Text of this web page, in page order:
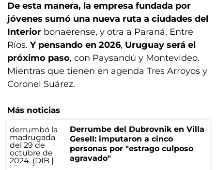
De esta manera, la empresa fundada por
jóvenes sumó una nueva ruta a ciudades del
Interior bonaerense, y otra a Paraná, Entre
Ríos. Y pensando en 2026, Uruguay será el
próximo paso, con Paysandú y Montevideo.
Mientras que tienen en agenda Tres Arroyos y
Coronel Suárez.
Más noticias
Derrumbe del Dubrovnik en Villa
Gesell: imputaron a cinco
personas por "estrago culposo
agravado"